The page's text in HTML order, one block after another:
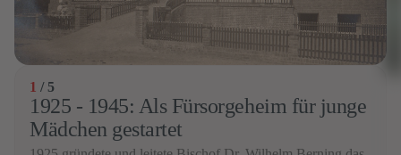
1 / 5
1925 - 1945: Als Fürsorgeheim für junge
Mädchen gestartet